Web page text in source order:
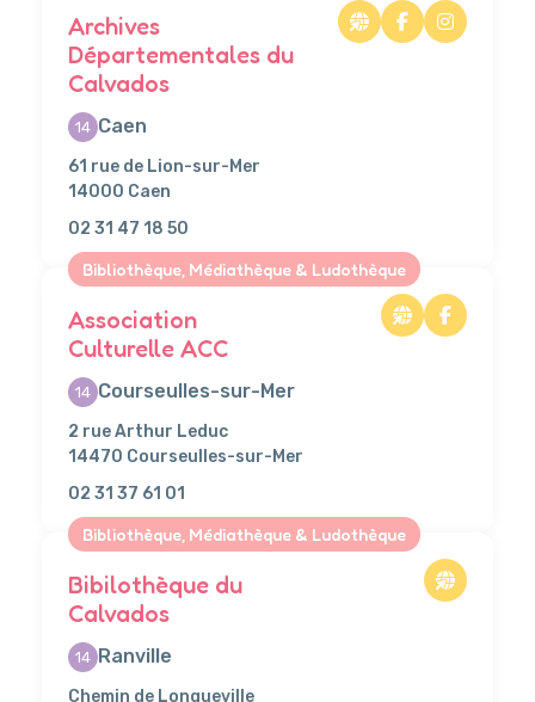
Archives
Départementales du
Calvados
14 Caen
61 rue de Lion-sur-Mer
14000 Caen
02 31 47 18 50
Bibliothèque, Médiathèque & Ludothèque
Association
Culturelle ACC
14 Courseulles-sur-Mer
2 rue Arthur Leduc
14470 Courseulles-sur-Mer
02 31 37 61 01
Bibliothèque, Médiathèque & Ludothèque
Bibilothèque du
Calvados
14 Ranville
Chemin de Longueville